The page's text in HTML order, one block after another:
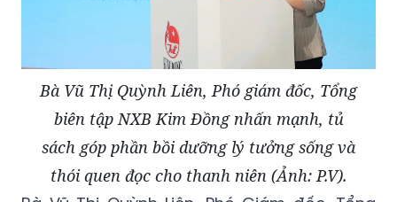
Bà Vũ Thị Quỳnh Liên, Phó giám đốc, Tổng
biên tập NXB Kim Đồng nhấn mạnh, tủ
sách góp phần bồi dưỡng lý tưởng sống và
thói quen đọc cho thanh niên (Ảnh: P.V).